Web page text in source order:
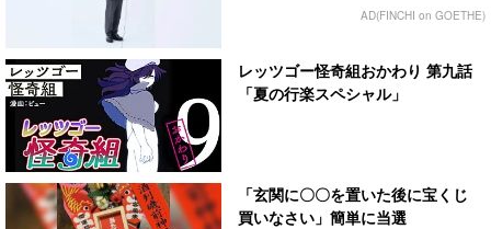
AD(FINCHI on GOETHE)
レッツゴー怪奇組おかわり 第九話
「夏の行楽スペシャル」
「玄関に〇〇を置いた後に宝くじ
買いなさい」簡単に当選